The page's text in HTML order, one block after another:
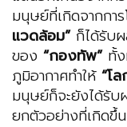
มนุษย์ที่เกิดจากกา
แวดล้อม”ก็ได้รับผ
ของ “กองทัพ” ทั้
ภูมิอากาศทำให้ “โ
มนุษย์ก็จะยังได้รับ
ยกตัวอย่างที่เกิดขึ้